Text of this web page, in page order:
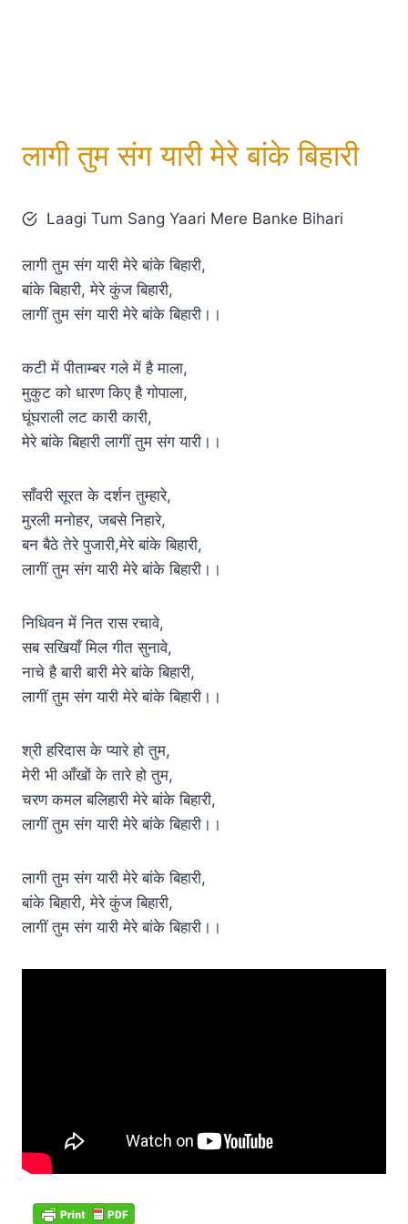
लागी तुम संग यारी मेरे बांके बिहारी
Laagi Tum Sang Yaari Mere Banke Bihari
लागी तुम संग यारी मेरे बांके बिहारी,
बांके बिहारी, मेरे कुंज बिहारी,
लागीं तुम संग यारी मेरे बांके बिहारी।।
कटी में पीताम्बर गले में है माला,
मुकुट को धारण किए है गोपाला,
घूंघराली लट कारी कारी,
मेरे बांके बिहारी लागीं तुम संग यारी।।
साँवरी सूरत के दर्शन तुम्हारे,
मुरली मनोहर, जबसे निहारे,
बन बैठे तेरे पुजारी,मेरे बांके बिहारी,
लागीं तुम संग यारी मेरे बांके बिहारी।।
निधिवन में नित रास रचावे,
सब सखियाँ मिल गीत सुनावे,
नाचे है बारी बारी मेरे बांके बिहारी,
लागीं तुम संग यारी मेरे बांके बिहारी।।
श्री हरिदास के प्यारे हो तुम,
मेरी भी आँखों के तारे हो तुम,
चरण कमल बलिहारी मेरे बांके बिहारी,
लागीं तुम संग यारी मेरे बांके बिहारी।।
लागी तुम संग यारी मेरे बांके बिहारी,
बांके बिहारी, मेरे कुंज बिहारी,
लागीं तुम संग यारी मेरे बांके बिहारी।।